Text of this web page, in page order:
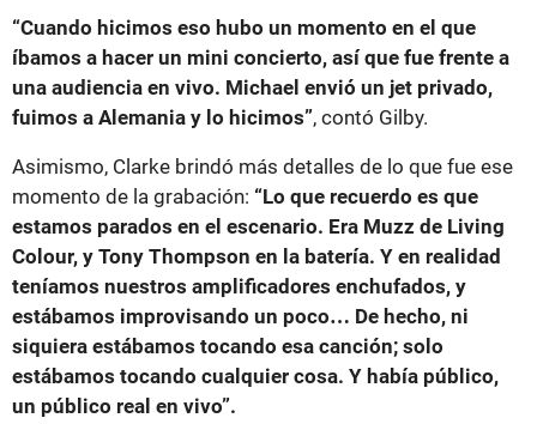
“Cuando hicimos eso hubo un momento en el que
íbamos a hacer un mini concierto, así que fue frente a
una audiencia en vivo. Michael envió un jet privado,
fuimos a Alemania y lo hicimos”, contó Gilby.
Asimismo, Clarke brindó más detalles de lo que fue ese
momento de la grabación: “Lo que recuerdo es que
estamos parados en el escenario. Era Muzz de Living
Colour, y Tony Thompson en la batería. Y en realidad
teníamos nuestros amplificadores enchufados, y
estábamos improvisando un poco… De hecho, ni
siquiera estábamos tocando esa canción; solo
estábamos tocando cualquier cosa. Y había público,
un público real en vivo”.